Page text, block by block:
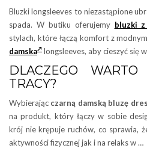
Bluzki longsleeves to niezastąpione
spada. W butiku oferujemy bluzki z
stylach, które łączą komfort z
damska
longsleeves, aby cieszyć się
DLACZEGO
TRACY?
Wybierając czarną damską bluzę
na produkt, który łączy w sobie
krój nie krępuje ruchów, co sprawia,
aktywności fizycznej jak i na relaks w …